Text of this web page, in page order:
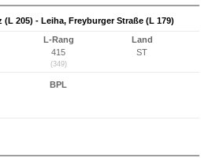
205) - Leiha, Freyburger Straße (L 179)
L-Rang
415
(349)
Land
ST
BPL